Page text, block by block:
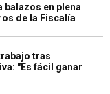
balazos en plena
de la Fiscalía
tras
"Es fácil ganar